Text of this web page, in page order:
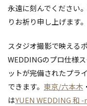
永遠に刻んでください
りお祈り申し上げます。
スタジオ撮影で映える
WEDDINGのプロ仕様
ットが完備されたプラ
できます。 東京/六本木 ・
はYUEN WEDDING 和